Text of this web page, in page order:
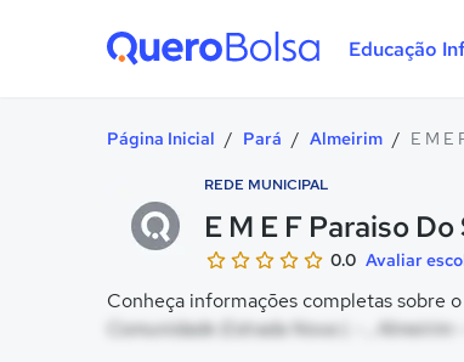
Educação
Página Inicial / Pará / Almeirim / E M E
REDE MUNICIPAL
E M E F Paraiso
0.0 Avaliar
Conheça informações completas sobre
Comunidade Estrada Nova I, - , Almeirim -